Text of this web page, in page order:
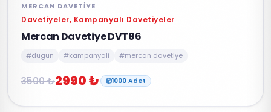
MERCAN DAVETIYE
Davetiyeler, Kampanyalı Davetiyeler
Mercan Davetiye DVT86
#dugun #kampanyali #mercan davetiye
3500 ₺2990 ₺ 1000 Adet